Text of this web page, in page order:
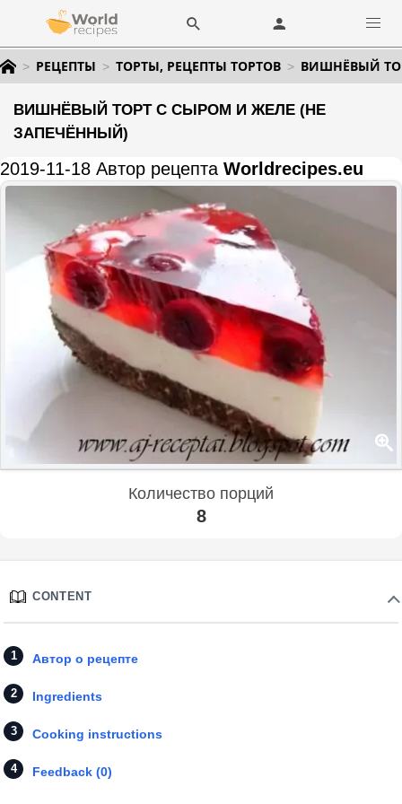
РЕЦЕПТЫ ТОРТЫ, РЕЦЕПТЫ ТОРТОВ ВИШНЁВЫЙ
ВИШНЁВЫЙ ТОРТ С СЫРОМ И ЖЕЛЕ (НЕ
ЗАПЕЧЁННЫЙ)
2019-11-18 Автор рецепта Worldrecipes.eu
Количество порций
8
CONTENT
Автор о рецепте
Ingredients
Cooking instructions
Feedback (0)